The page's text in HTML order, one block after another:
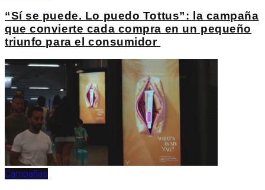
“Sí se puede. Lo puedo Tottus”: la campaña
que convierte cada compra en un pequeño
triunfo para el consumidor
Campañas